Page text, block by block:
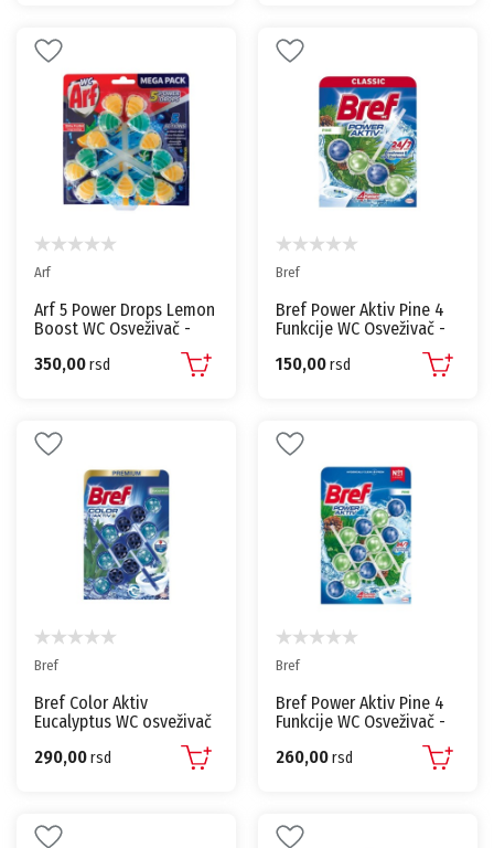
Arf
Arf 5 Power Drops Lemon
Boost WC Osveživač -
350,00rsd
Bref
Bref Power Aktiv Pine 4
Funkcije WC Osveživač -
150,00rsd
Bref
Bref Color Aktiv
Eucalyptus WC osveživač
290,00rsd
Bref
Bref Power Aktiv Pine 4
Funkcije WC Osveživač -
260,00rsd